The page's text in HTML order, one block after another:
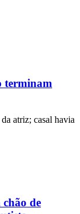
terminam
atriz; casal havia
de